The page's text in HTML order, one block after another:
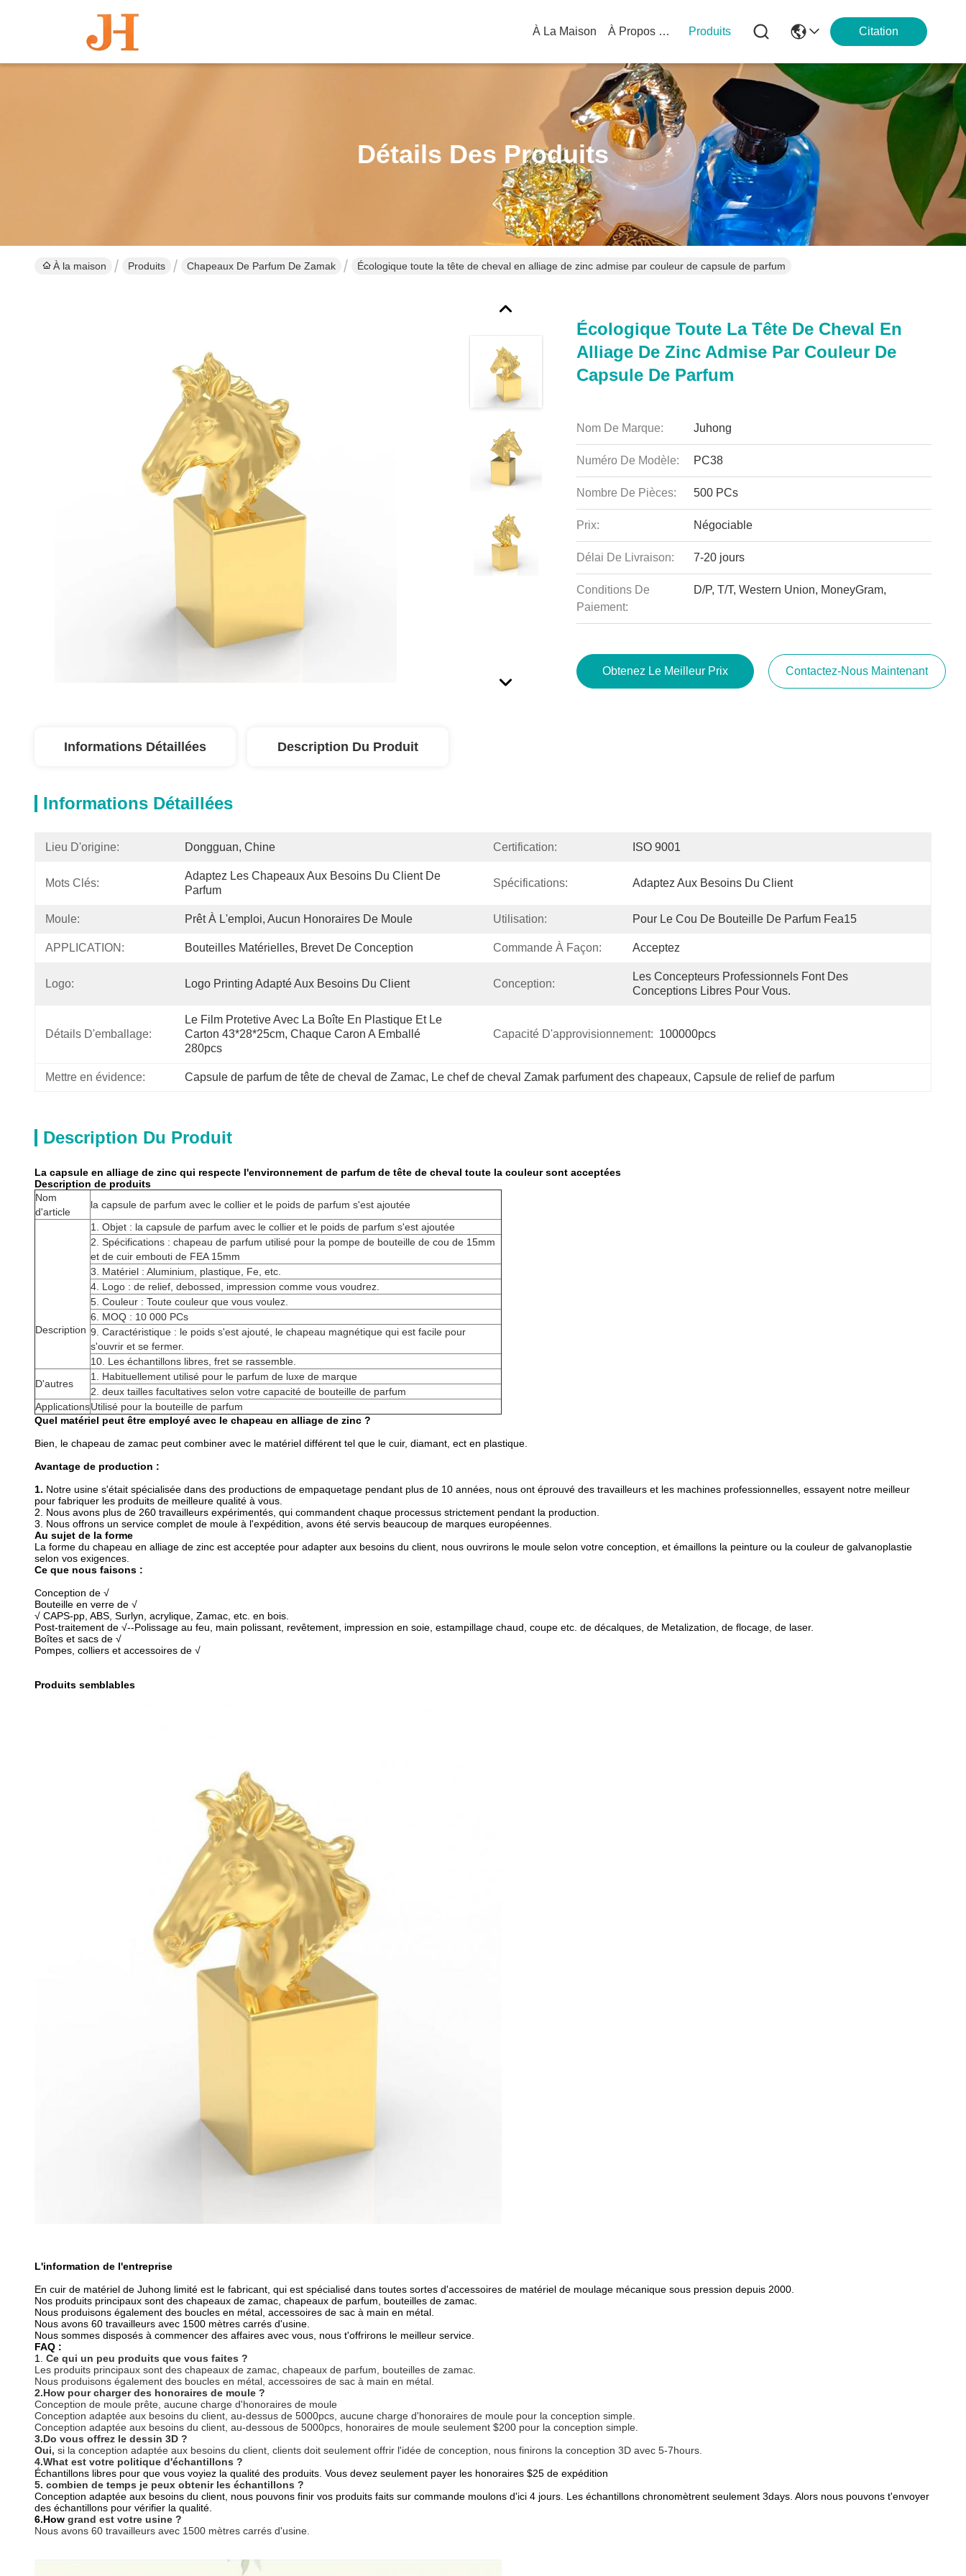
À La Maison À Propos De Nous Produits Citation
Détails Des Produits
À la maison Produits Chapeaux De Parfum De Zamak Écologique toute la tête de cheval en alliage de zinc admise par couleur de capsule de parfum
Écologique Toute La Tête De Cheval En
Alliage De Zinc Admise Par Couleur De
Capsule De Parfum
Nom De Marque: Juhong
Numéro De Modèle: PC38
Nombre De Pièces: 500 PCs
Prix: Négociable
Délai De Livraison: 7-20 jours
Conditions De
Paiement:
D/P, T/T, Western Union, MoneyGram,
Obtenez Le Meilleur Prix Contactez-Nous Maintenant
Informations Détaillées Description Du Produit
Informations Détaillées
Lieu D'origine: Dongguan, Chine Certification: ISO 9001
Mots Clés:
Adaptez Les Chapeaux Aux Besoins Du Client De
Parfum
Spécifications: Adaptez Aux Besoins Du Client
Moule: Prêt À L'emploi, Aucun Honoraires De Moule Utilisation: Pour Le Cou De Bouteille De Parfum Fea15
APPLICATION: Bouteilles Matérielles, Brevet De Conception Commande À Façon: Acceptez
Logo: Logo Printing Adapté Aux Besoins Du Client Conception:
Les Concepteurs Professionnels Font Des
Conceptions Libres Pour Vous.
Détails D'emballage:
Le Film Protetive Avec La Boîte En Plastique Et Le
Carton 43*28*25cm, Chaque Caron A Emballé
280pcs
Capacité D'approvisionnement: 100000pcs
Mettre en évidence: Capsule de parfum de tête de cheval de Zamac, Le chef de cheval Zamak parfument des chapeaux, Capsule de relief de parfum
Description Du Produit
La capsule en alliage de zinc qui respecte l'environnement de parfum de tête de cheval toute la couleur sont acceptées
Description de produits
Nom
d'article
la capsule de parfum avec le collier et le poids de parfum s'est ajoutée
Description
1. Objet : la capsule de parfum avec le collier et le poids de parfum s'est ajoutée
2. Spécifications : chapeau de parfum utilisé pour la pompe de bouteille de cou de 15mm
et de cuir embouti de FEA 15mm
3. Matériel : Aluminium, plastique, Fe, etc.
4. Logo : de relief, debossed, impression comme vous voudrez.
5. Couleur : Toute couleur que vous voulez.
6. MOQ : 10 000 PCs
9. Caractéristique : le poids s'est ajouté, le chapeau magnétique qui est facile pour
s'ouvrir et se fermer.
10. Les échantillons libres, fret se rassemble.
D'autres
1. Habituellement utilisé pour le parfum de luxe de marque
2. deux tailles facultatives selon votre capacité de bouteille de parfum
ApplicationsUtilisé pour la bouteille de parfum
Quel matériel peut être employé avec le chapeau en alliage de zinc ?
Bien, le chapeau de zamac peut combiner avec le matériel différent tel que le cuir, diamant, ect en plastique.
Avantage de production :
1. Notre usine s'était spécialisée dans des productions de empaquetage pendant plus de 10 années, nous ont éprouvé des travailleurs et les machines professionnelles, essayent notre meilleur
pour fabriquer les produits de meilleure qualité à vous.
2. Nous avons plus de 260 travailleurs expérimentés, qui commandent chaque processus strictement pendant la production.
3. Nous offrons un service complet de moule à l'expédition, avons été servis beaucoup de marques européennes.
Au sujet de la forme
La forme du chapeau en alliage de zinc est acceptée pour adapter aux besoins du client, nous ouvrirons le moule selon votre conception, et émaillons la peinture ou la couleur de galvanoplastie
selon vos exigences.
Ce que nous faisons :
Conception de √
Bouteille en verre de √
√ CAPS-pp, ABS, Surlyn, acrylique, Zamac, etc. en bois.
Post-traitement de √--Polissage au feu, main polissant, revêtement, impression en soie, estampillage chaud, coupe etc. de décalques, de Metalization, de flocage, de laser.
Boîtes et sacs de √
Pompes, colliers et accessoires de √
Produits semblables
L'information de l'entreprise
En cuir de matériel de Juhong limité est le fabricant, qui est spécialisé dans toutes sortes d'accessoires de matériel de moulage mécanique sous pression depuis 2000.
Nos produits principaux sont des chapeaux de zamac, chapeaux de parfum, bouteilles de zamac.
Nous produisons également des boucles en métal, accessoires de sac à main en métal.
Nous avons 60 travailleurs avec 1500 mètres carrés d'usine.
Nous sommes disposés à commencer des affaires avec vous, nous t'offrirons le meilleur service.
FAQ :
1. Ce qui un peu produits que vous faites ?
Les produits principaux sont des chapeaux de zamac, chapeaux de parfum, bouteilles de zamac.
Nous produisons également des boucles en métal, accessoires de sac à main en métal.
2.How pour charger des honoraires de moule ?
Conception de moule prête, aucune charge d'honoraires de moule
Conception adaptée aux besoins du client, au-dessus de 5000pcs, aucune charge d'honoraires de moule pour la conception simple.
Conception adaptée aux besoins du client, au-dessous de 5000pcs, honoraires de moule seulement $200 pour la conception simple.
3.Do vous offrez le dessin 3D ?
Oui, si la conception adaptée aux besoins du client, clients doit seulement offrir l'idée de conception, nous finirons la conception 3D avec 5-7hours.
4.What est votre politique d'échantillons ?
Échantillons libres pour que vous voyiez la qualité des produits. Vous devez seulement payer les honoraires $25 de expédition
5. combien de temps je peux obtenir les échantillons ?
Conception adaptée aux besoins du client, nous pouvons finir vos produits faits sur commande moulons d'ici 4 jours. Les échantillons chronomètrent seulement 3days. Alors nous pouvons t'envoyer
des échantillons pour vérifier la qualité.
6.How grand est votre usine ?
Nous avons 60 travailleurs avec 1500 mètres carrés d'usine.